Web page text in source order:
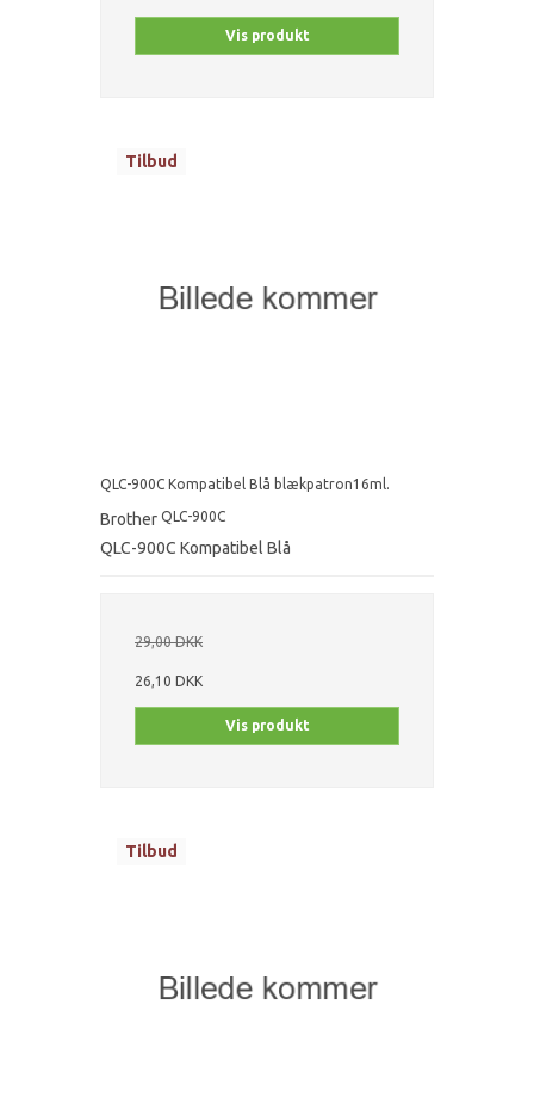
Vis produkt
Tilbud
QLC-900C Kompatibel Blå blækpatron16ml.
Brother QLC-900C
QLC-900C Kompatibel Blå
29,00 DKK
26,10 DKK
Vis produkt
Tilbud